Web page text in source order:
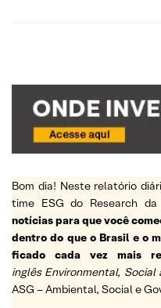
Bom dia! Neste relatório
time ESG do Research
notícias para que você
dentro do que o Brasil e o
ficado cada vez mais
inglês Environmental, Social
ASG – Ambiental, Social e